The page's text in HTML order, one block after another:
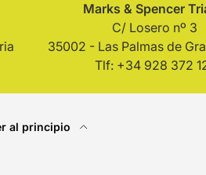
Marks & Spencer
C/ Losero nº 3
35002 - Las Palmas de
Tlf: +34 928 372
al principio